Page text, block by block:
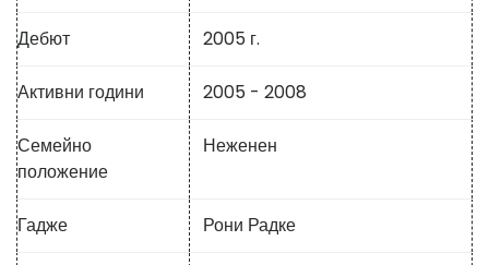
Дебют 2005 г.
Активни години 2005 - 2008
Семейно
положение
Неженен
Гадже Рони Радке